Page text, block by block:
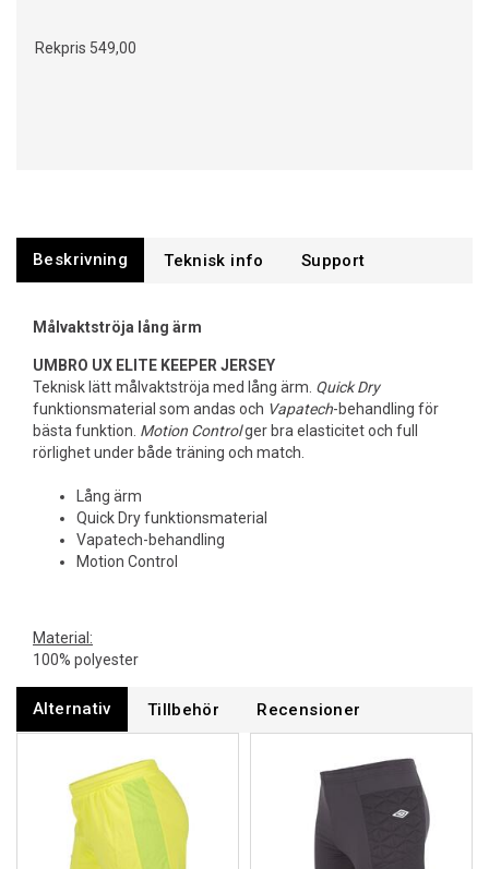
Rekpris 549,00
Beskrivning Support
Målvaktströja lång ärm
UMBRO UX ELITE KEEPER JERSEY
Teknisk lätt målvaktströja med lång ärm. Quick Dry
funktionsmaterial som andas och Vapatech-behandling för
bästa funktion. Motion Controlger bra elasticitet och full
rörlighet under både träning och match.
Lång ärm
Quick Dry funktionsmaterial
Vapatech-behandling
Motion Control
Material:
100% polyester
Alternativ Tillbehör Recensioner